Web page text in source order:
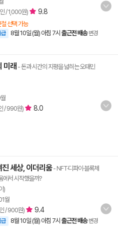
/ 1,000원) 9.8
선택 가능
8월 10일 (월) 아침 7시 출근전 배송 변경
미래 - 돈과 시간의 지평을 넓히는 오태민
/ 990원)
8.0
세상, 이더리움- NFT·디파이·블록체
에서 시작했을까?
)
월
/ 900원) 9.4
8월 10일 (월) 아침 7시 출근전 배송 변경